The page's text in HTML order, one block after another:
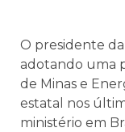
O presidente
adotando uma
de Minas e
estatal nos
ministério em